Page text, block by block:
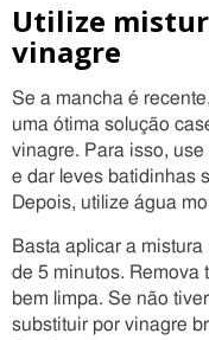
Utilize
vinagre
Se a mancha é
uma ótima solução
vinagre. Para isso,
e dar leves batidinhas
Depois, utilize água
Basta aplicar a
de 5 minutos. Remova
bem limpa. Se não
substituir por vinagre